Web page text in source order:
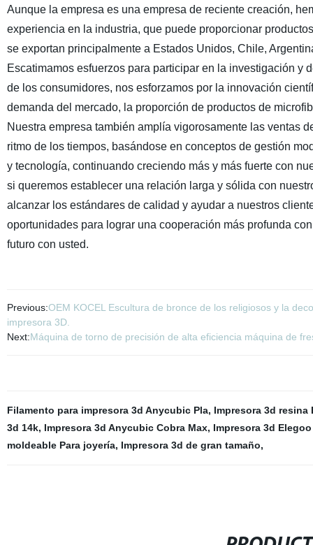
Aunque la empresa es una empresa de reciente creación,
experiencia en la industria, que puede proporcionar
se exportan principalmente a Estados Unidos, Chile,
Escatimamos esfuerzos para participar en la investigación y
de los consumidores, nos esforzamos por la innovación
demanda del mercado, la proporción de productos de
Nuestra empresa también amplía vigorosamente las ventas
ritmo de los tiempos, basándose en conceptos de gestión
y tecnología, continuando creciendo más y más fuerte con
si queremos establecer una relación larga y sólida con
alcanzar los estándares de calidad y ayudar a nuestros
oportunidades para lograr una cooperación más profunda
futuro con usted.
Previous:OEM KOCEL Escultura de bronce de los religiosos y la
impresora 3D.
Next:Máquina de torno de precisión de alta eficiencia máquina de
Filamento para impresora 3d Anycubic Pla, Impresora 3d resina
3d 14k, Impresora 3d Anycubic Cobra Max, Impresora 3d
moldeable Para joyería, Impresora 3d de gran tamaño,